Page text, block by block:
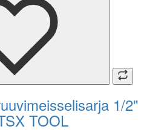
1/2"
TOOL